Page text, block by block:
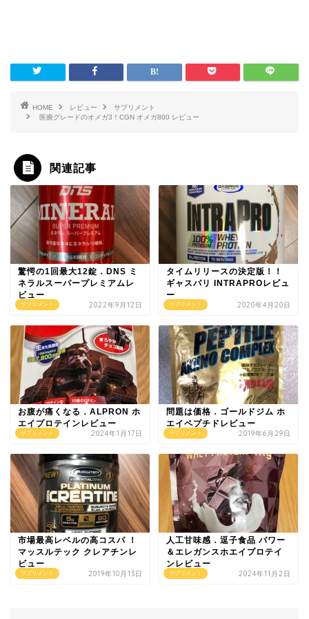
HOME レビュー
サプリメント
医療グレードのオメガ3！CGN オメガ800 レビュー
関連記事
サプリメント
驚愕の1回最大12錠．DNS ミ
ネラルスーパープレミアムレ
ビュー
2022年9月12日 サプリメント
タイムリリースの決定版！！
ギャスパリ INTRAPROレビュ
ー
2020年4月20日
サプリメント
お腹が痛くなる．ALPRON ホ
エイプロテインレビュー
2024年1月17日 サプリメント
問題は価格．ゴールドジム ホ
エイペプチドレビュー
2019年6月29日
サプリメント
市場最高レベルの高コスパ ！
マッスルテック クレアチンレ
ビュー
2019年10月13日 サプリメント
人工甘味感．逗子食品 パワー
＆エレガンスホエイプロテイ
ンレビュー
2024年11月2日